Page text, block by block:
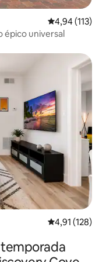
4,94 de uma
4,94 (113)
épico universal
4,91 de uma
4,91 (128)